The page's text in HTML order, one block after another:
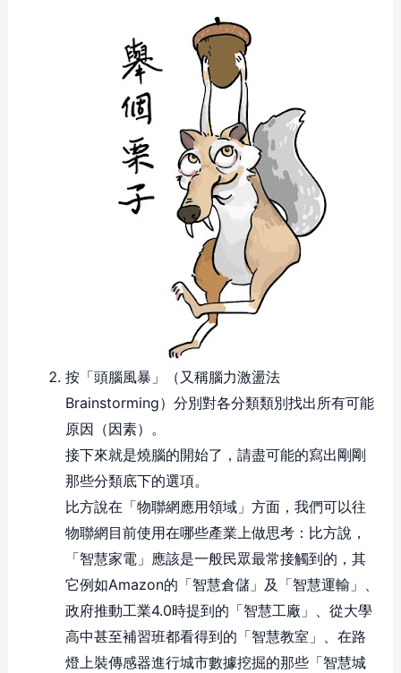
按「頭腦風暴」（又稱腦力激盪法
Brainstorming）分別對各分類類別找出所有可能
原因（因素）。
接下來就是燒腦的開始了，請盡可能的寫出剛剛
那些分類底下的選項。
比方說在「物聯網應用領域」方面，我們可以往
物聯網目前使用在哪些產業上做思考：比方說，
「智慧家電」應該是一般民眾最常接觸到的，其
它例如Amazon的「智慧倉儲」及「智慧運輸」、
政府推動工業4.0時提到的「智慧工廠」、從大學
高中甚至補習班都看得到的「智慧教室」、在路
燈上裝傳感器進行城市數據挖掘的那些「智慧城